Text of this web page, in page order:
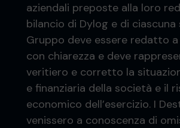
aziendali preposte alla loro
bilancio di Dylog e di
Gruppo deve essere redatto
con chiarezza e deve
veritiero e corretto la
e finanziaria della società e il
economico dell’esercizio. I
venissero a conoscenza di